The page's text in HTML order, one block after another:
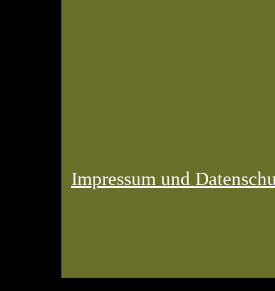
Impressum und